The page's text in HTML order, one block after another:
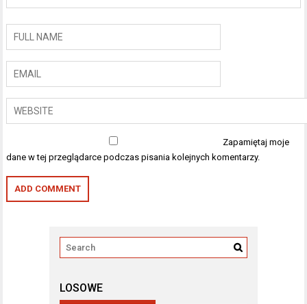
Zapamiętaj moje
dane w tej przeglądarce podczas pisania kolejnych komentarzy.
LOSOWE